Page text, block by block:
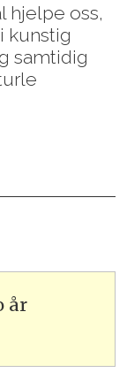
hjelpe oss,
kunstig
samtidig
år